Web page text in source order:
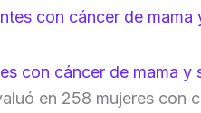
con cáncer de mama y
en 258 mujeres